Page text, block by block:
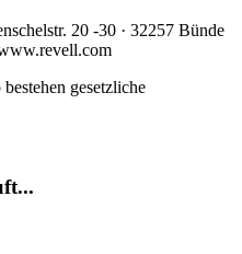
20 -30 · 32257 Bünde
gesetzliche